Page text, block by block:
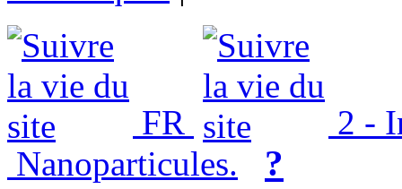
FR
2 -
Nanoparticules.
?